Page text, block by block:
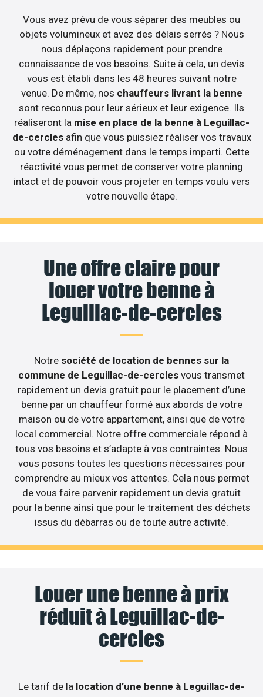
Vous avez prévu de vous séparer des meubles ou
objets volumineux et avez des délais serrés ? Nous
nous déplaçons rapidement pour prendre
connaissance de vos besoins. Suite à cela, un devis
vous est établi dans les 48 heures suivant notre
venue. De même, nos chauffeurs livrant la benne
sont reconnus pour leur sérieux et leur exigence. Ils
réaliseront la mise en place de la benne à Leguillac-
de-cercles afin que vous puissiez réaliser vos travaux
ou votre déménagement dans le temps imparti. Cette
réactivité vous permet de conserver votre planning
intact et de pouvoir vous projeter en temps voulu vers
votre nouvelle étape.
Une offre claire pour
louer votre benne à
Leguillac-de-cercles
Notre société de location de bennes sur la
commune de Leguillac-de-cercles vous transmet
rapidement un devis gratuit pour le placement d’une
benne par un chauffeur formé aux abords de votre
maison ou de votre appartement, ainsi que de votre
local commercial. Notre offre commerciale répond à
tous vos besoins et s’adapte à vos contraintes. Nous
vous posons toutes les questions nécessaires pour
comprendre au mieux vos attentes. Cela nous permet
de vous faire parvenir rapidement un devis gratuit
pour la benne ainsi que pour le traitement des déchets
issus du débarras ou de toute autre activité.
Louer une benne à prix
réduit à Leguillac-de-
cercles
Le tarif de la location d’une benne à Leguillac-de-